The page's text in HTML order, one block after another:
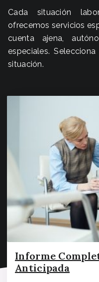
Cada situación
ofrecemos servicios
cuenta ajena,
especiales.
situación.
Informe
Anticipada